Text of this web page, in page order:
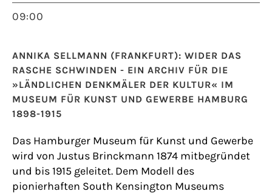
09:00
ANNIKA SELLMANN (FRANKFURT): WIDER DAS
RASCHE SCHWINDEN - EIN ARCHIV FÜR DIE
»LÄNDLICHEN DENKMÄLER DER KULTUR« IM
MUSEUM FÜR KUNST UND GEWERBE HAMBURG
1898-1915
Das Hamburger Museum für Kunst und Gewerbe
wird von Justus Brinckmann 1874 mitbegründet
und bis 1915 geleitet. Dem Modell des
pionierhaften South Kensington Museums